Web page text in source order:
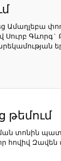
Ամաղլեբա
Գևորգ`
թեմում
տոնին
հովիվ